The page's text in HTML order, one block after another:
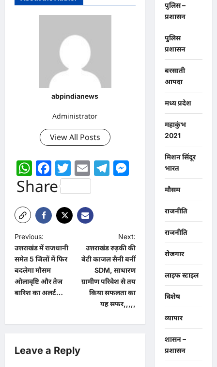
abpindianews
Administrator
View All Posts
WhatsApp
Facebook
Twitter
EmailTelegram
Messenger
Share
P
o
s
t
n
i
Previous:
उत्तराखंड में राजधानी
समेत 5 जिलों में फिर
बदलेगा मौसम
ओलावृष्टि और तेज
बारिश का अलर्ट…
Next:
उत्तराखंड रुड़की की
बेटी काजल सैनी बनीं
SDM, साधारण
ग्रामीण परिवेश से तय
किया सफलता का
यह सफर,,,,,
Leave a Reply
पुलिस –
प्रशासन
पुलिस
प्रशासन
बरसाती
आपदा
मध्य प्रदेश
महाकुंभ
2021
मिशन सिंदूर
भारत
मौसम
राजनीति
राजनीति
रोजगार
लाइफ स्टाइल
विशेष
व्यापार
शासन –
प्रशासन